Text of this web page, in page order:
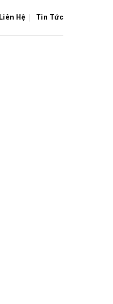
Liên Hệ Tin Tức